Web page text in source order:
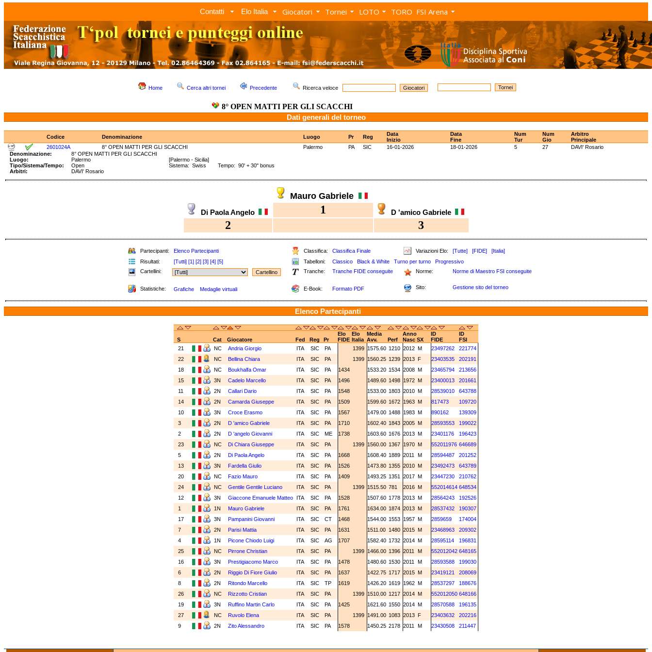
Contatti Elo Italia Giocatori Tornei LOTO TORO FSI Arena
Home Cerca altri tornei Precedente Ricerca veloce
8° OPEN MATTI PER GLI SCACCHI
Dati generali del torneo
Codice Denominazione Luogo Pr Reg
Data
Inizio
Data
Fine
Num
Tur
Num
Gio
Arbitro
Principale
2601024A
8° OPEN MATTI PER GLI SCACCHI Palermo PA SIC 16-01-2026 18-01-2026 5 27
DAVI' Rosario
Denominazione:
8° OPEN MATTI PER GLI SCACCHI
Luogo:
Palermo
[Palermo - Sicilia]
Tipo/Sistema/Tempo:
Open
Sistema: Swiss Tempo: 90' + 30" bonus
Arbitri:
DAVI' Rosario
Mauro Gabriele
Di Paola Angelo 1 D 'amico Gabriele
2 3
Partecipanti: Elenco Partecipanti Classifica: Classifica Finale Variazioni Elo: [Tutte] [FIDE]
[Italia]
Risultati:
[Tutti] [1] [2] [3] [4] [5] Tabelloni: Classico Black & White Turno per turno
Progressivo
Cartellini:
Tranche: Tranche FIDE conseguite Norme: Norme di Maestro FSI conseguite
Statistiche: Grafiche Medaglie virtuali E-Book: Formato PDF Sito: Gestione sito del torneo
Elenco Partecipanti
Elo Elo Media Anno ID
ID
S
Cat Giocatore Fed Reg Pr FIDE Italia Avv. Perf Nasc SX FIDE
FSI
21
NC Andria Giorgio ITA SIC PA 1399 1575.60 1210 2012 M 23497262
221774
22
NC Bellina Chiara ITA SIC PA 1399 1560.25 1239 2013 F 23403535
202191
18
NC Boukhalfa Omar ITA SIC PA 1434 1533.20 1534 2008 M 23465794
213656
15
3N Cadelo Marcello ITA SIC PA 1496 1489.60 1498 1972 M 23400013
201661
11
2N Callari Dario ITA SIC PA 1548 1533.00 1803 2010 M 28539010
643788
14
2N Camarda Giuseppe ITA SIC PA 1509 1599.60 1672 1963 M 817473
109720
10
3N Croce Erasmo ITA SIC PA 1567 1479.00 1488 1983 M 890162
139309
3
2N D 'amico Gabriele ITA SIC PA 1710 1602.40 1843 2005 M 28593553
199022
2
2N D 'angelo Giovanni ITA SIC ME 1738 1603.60 1676 2013 M 23401176
196423
23
NC Di Chiara Giuseppe ITA SIC PA 1399 1560.00 1367 1970 M 552011976 646689
5
2N Di Paola Angelo ITA SIC PA 1668 1608.40 1889 2011 M 28594487
201252
13
3N Fardella Giulio ITA SIC PA 1526 1473.80 1355 2010 M 23492473
643789
20
NC Fazio Mauro ITA SIC PA 1409 1493.25 1351 2017 M 23447230
210762
24
NC Gentile Gentile Luciano ITA SIC PA 1399 1515.50 781 2016 M 552014614 648534
12
3N Giaccone Emanuele Matteo ITA SIC PA 1528 1507.60 1778 2013 M 28564243
192526
1
1N Mauro Gabriele ITA SIC PA 1761 1634.00 1874 2013 M 28537432
190307
17
3N Pampanini Giovanni ITA SIC CT 1468 1544.00 1553 1957 M 2859659
174004
7
2N Parisi Mattia ITA SIC PA 1631 1511.00 1480 2015 M 23468963
209302
4
1N Picone Chiodo Luigi ITA SIC AG 1707 1582.40 1732 2014 M 28595114
196831
25
NC Pirrone Christian ITA SIC PA 1399 1466.00 1396 2011 M 552012042 648165
16
3N Prestigiacomo Marco ITA SIC PA 1478 1480.60 1530 2011 M 28593588
199030
6
2N Riggio Di Fiore Giulio ITA SIC PA 1637 1422.75 1717 2015 M 23419121
208069
8
2N Ritondo Marcello ITA SIC TP 1619 1426.20 1619 1962 M 28537297
188676
26
NC Rizzotto Cristian ITA SIC PA 1399 1510.00 1217 2014 M 552012050 648166
19
3N Ruffino Martin Carlo ITA SIC PA 1425 1621.60 1550 2014 M 28570588
196135
27
NC Ruvolo Elena ITA SIC PA 1399 1491.00 1083 2013 F 23403632
202216
9
2N Zito Alessandro ITA SIC PA 1578 1450.25 2178 2011 M 23430508 211447